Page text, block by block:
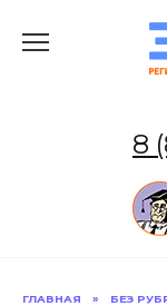
содержанию
8
ГЛАВНАЯ » БЕЗ